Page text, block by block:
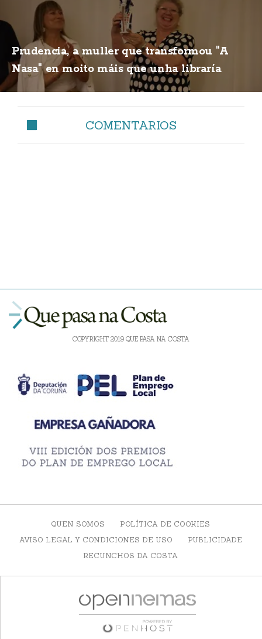
Prudencia, a muller que transformou "A
Nasa" en moito máis que unha libraría
COMENTARIOS
COPYRIGHT 2019 QUE PASA NA COSTA
QUEN SOMOS
POLÍTICA DE COOKIES
AVISO LEGAL Y CONDICIONES DE USO
PUBLICIDADE
RECUNCHOS DA COSTA